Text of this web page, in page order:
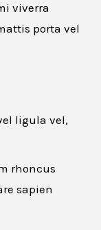
viverra
porta vel
ligula vel,
rhoncus
sapien